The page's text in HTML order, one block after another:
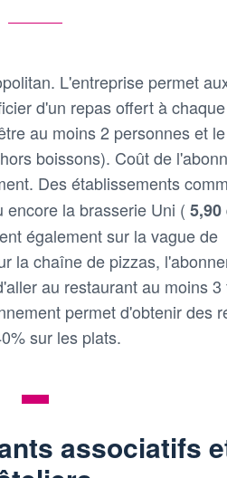
L'entreprise permet
d'un repas offert à
au moins 2 personnes et
boissons). Coût de
Des établissements
encore la brasserie Uni (
également sur la vague de
la chaîne de pizzas,
au restaurant au moins
permet d'obtenir des
sur les plats.
associatifs